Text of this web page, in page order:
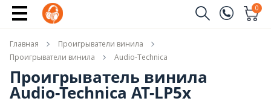
(096)
(044)
0
Имя
Телефон
Главная
Проигрыватели винила
Проигрыватели винила
Audio-Technica
Проигрыватель винила
Audio-Technica AT-LP5x
Сообщить о поступлении